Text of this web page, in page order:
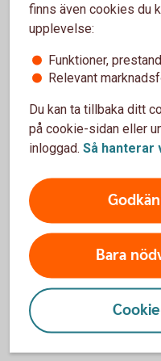
Digitalsupport
För att se detta
godkänna
och statistik.
Inställningar för
finns även cookies du
upplevelse:
Funktioner,
Relevant
Du kan ta tillbaka ditt
på cookie-sidan eller
inloggad. Så hanterar
Bara